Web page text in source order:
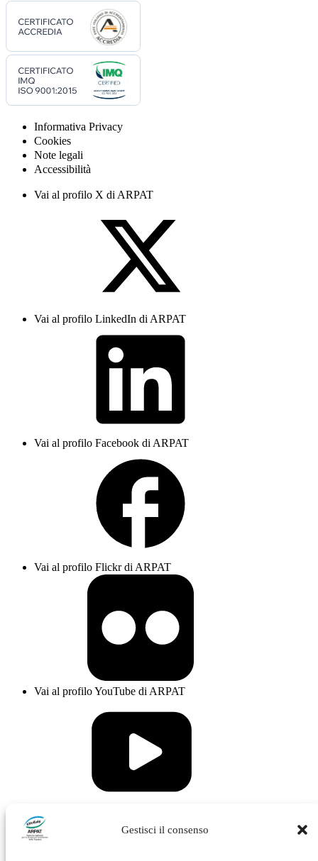
Gestisci il consenso
Informativa Privacy
Cookies
Note legali
Accessibilità
Vai al profilo X di ARPAT
Vai al profilo LinkedIn di ARPAT
Vai al profilo Facebook di ARPAT
Vai al profilo Flickr di ARPAT
Vai al profilo YouTube di ARPAT
Vai al profilo Issuu di ARPAT